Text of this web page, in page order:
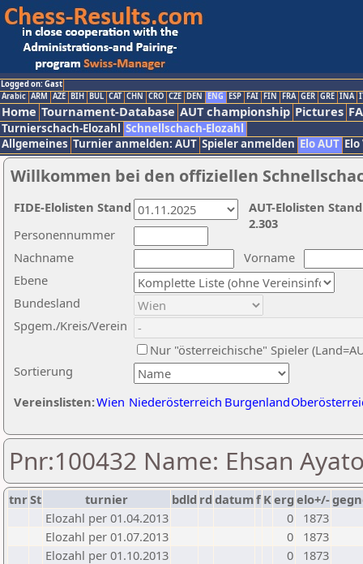
Logged on: Gast
Arabic ARM AZE BIH BUL CAT CHN CRO CZE DEN ENG ESP FAI FIN FRA GER GRE INA
Home Tournament-Database AUT championship Pictures
Turnierschach-Elozahl Schnellschach-Elozahl
Allgemeines Turnier anmelden: AUT Spieler anmelden Elo AUT
Willkommen bei den offiziellen
Nachname
Vorname
Ebene
Sortierung
Personennummer
Bundesland
Spgem./Kreis/Verein
Nur "österreichische" Spieler
Vereinslisten:Wien Niederösterreich Burgenland
AUT-Elolisten
2.303
FIDE-Elolisten Stand
Pnr:100432 Name: Ehsan
tnrSt turnier bdld rd datumf Kerg elo+/-
Elozahl per 01.04.2013
0
1873
Elozahl per 01.07.2013
0
1873
Elozahl per 01.10.2013
0
1873